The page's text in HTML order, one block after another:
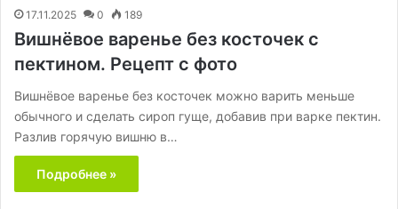
17.11.2025 0 189
Вишнёвое варенье без косточек с
пектином. Рецепт с фото
Вишнёвое варенье без косточек можно варить меньше
обычного и сделать сироп гуще, добавив при варке пектин.
Разлив горячую вишню в…
Подробнее »